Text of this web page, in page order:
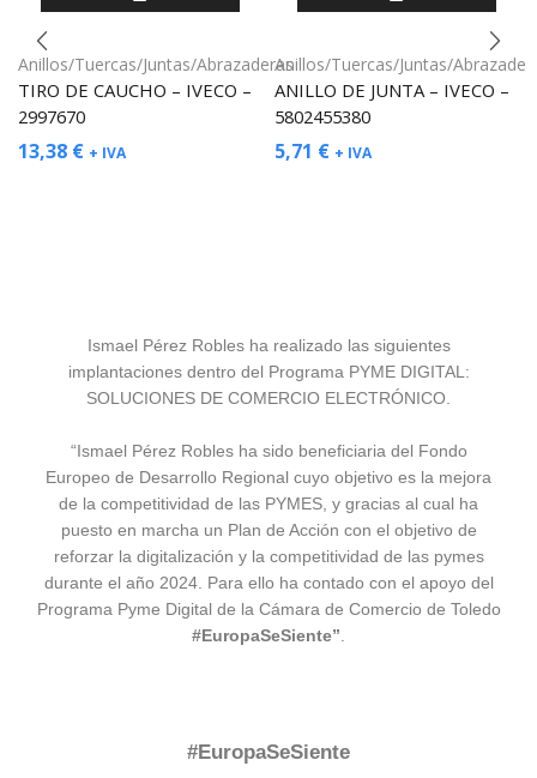
Anillos/Tuercas/Juntas/Abrazaderas
TIRO DE CAUCHO – IVECO –
2997670
13,38 € + IVA
Anillos/Tuercas/Juntas/
ANILLO DE JUNTA – IVECO –
5802455380
5,71 € + IVA
Ismael Pérez Robles ha realizado las siguientes
implantaciones dentro del Programa PYME DIGITAL:
SOLUCIONES DE COMERCIO ELECTRÓNICO.
“Ismael Pérez Robles ha sido beneficiaria del Fondo
Europeo de Desarrollo Regional cuyo objetivo es la mejora
de la competitividad de las PYMES, y gracias al cual ha
puesto en marcha un Plan de Acción con el objetivo de
reforzar la digitalización y la competitividad de las pymes
durante el año 2024. Para ello ha contado con el apoyo del
Programa Pyme Digital de la Cámara de Comercio de Toledo
#EuropaSeSiente”
#EuropaSeSiente